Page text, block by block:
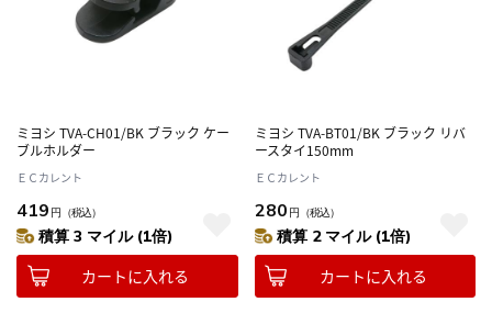
ミヨシ TVA-CH01/BK ブラック ケー
ブルホルダー
ＥＣカレント
419 円 （税込）
積算 3 マイル (1倍)
カートに入れる
ミヨシ TVA-BT01/BK ブラック リバ
ースタイ150mm
ＥＣカレント
280 円 （税込）
積算 2 マイル (1倍)
カートに入れる